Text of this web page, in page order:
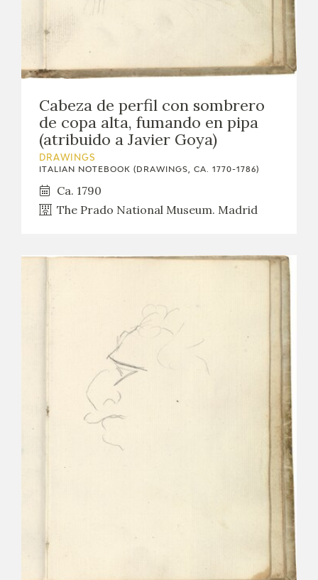
Cabeza de perfil con sombrero
de copa alta, fumando en pipa
(atribuido a Javier Goya)
DRAWINGS
ITALIAN NOTEBOOK (DRAWINGS, CA. 1770-1786)
Ca. 1790
The Prado National Museum. Madrid